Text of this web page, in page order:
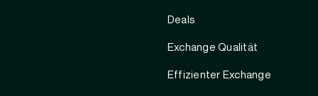
Deals
Exchange Qualität
Effizienter Exchange